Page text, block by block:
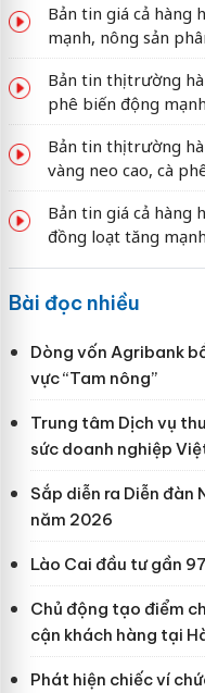
Bản tin giá cả hàng
mạnh, nông sản
Bản tin thị trường
phê biến động mạnh
Bản tin thị trường
vàng neo cao, cà
Bản tin giá cả hàng
đồng loạt tăng mạnh
Bài đọc nhiều
Dòng vốn Agribank
vực “Tam nông”
Trung tâm Dịch vụ
sức doanh nghiệp
Sắp diễn ra Diễn
năm 2026
Lào Cai đầu tư gần
Chủ động tạo điểm
cận khách hàng tại
Phát hiện chiếc ví